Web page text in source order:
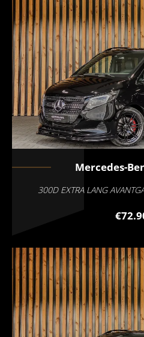
Mercedes-
300D EXTRA LANG